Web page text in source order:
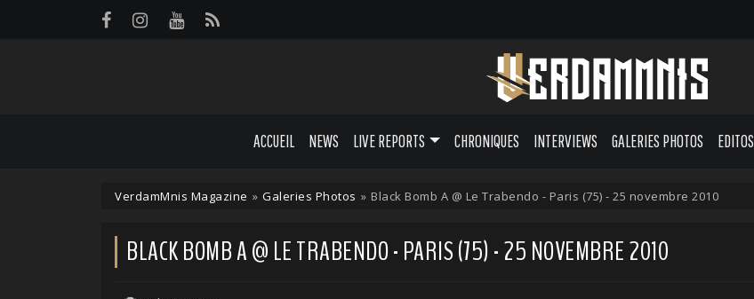
ACCUEIL NEWS LIVE REPORTS CHRONIQUES INTERVIEWS GALERIES PHOTOS EDITOS
VerdamMnis Magazine » Galeries Photos » Black Bomb A @ Le Trabendo - Paris (75) - 25 novembre 2010
BLACK BOMB A @ LE TRABENDO - PARIS (75) - 25 NOVEMBRE 2010
Panneau de gestion des cookies